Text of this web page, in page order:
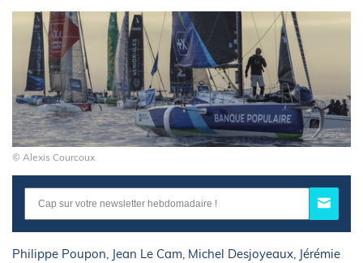
© Alexis Courcoux
Philippe Poupon, Jean Le Cam, Michel Desjoyeaux, Jérémie